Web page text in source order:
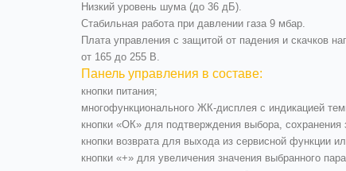
Низкий уровень шума (до 36 дБ).
Стабильная работа при давлении газа 9 мбар.
Плата управления с защитой от падения и скачков
от 165 до 255 В.
Панель управления в составе:
кнопки питания;
многофункционального ЖК-дисплея с индикацией
кнопки «ОК» для подтверждения выбора, сохранения
кнопки возврата для выхода из сервисной функции
кнопки «+» для увеличения значения выбранного